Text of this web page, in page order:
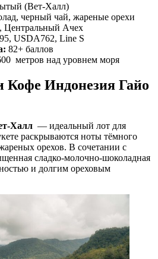
(Вет-Халл)
черный чай, жареные орехи
Центральный Ачех
USDA762, Line S
82+ баллов
метров над уровнем моря
Индонезия Гайо
Халл — идеальный лот для
раскрываются ноты тёмного
орехов. В сочетании с
сладко-молочно-шоколадная
и долгим ореховым